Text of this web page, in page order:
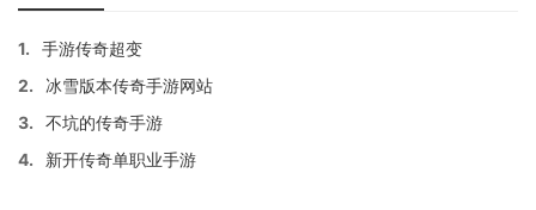
1.
手游传奇超变
2.
冰雪版本传奇手游网站
3.
不坑的传奇手游
4.
新开传奇单职业手游